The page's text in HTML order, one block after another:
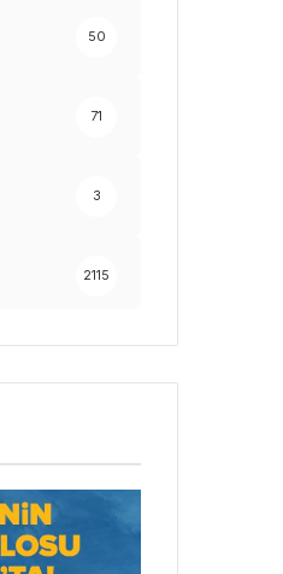
50
71
3
2115